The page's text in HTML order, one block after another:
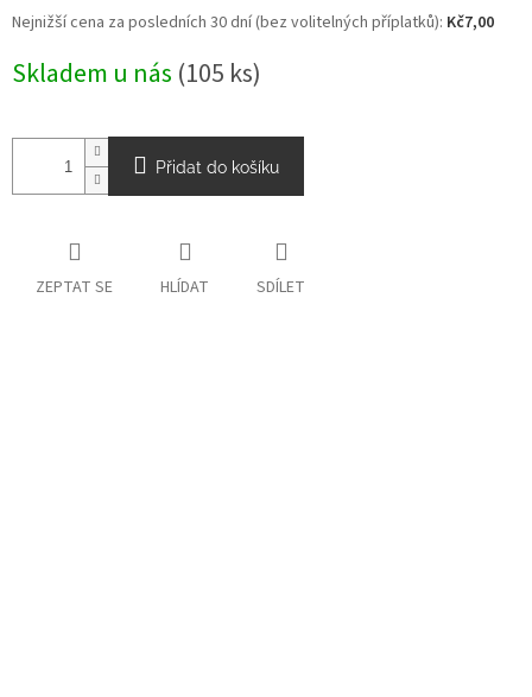
Měrná
cena:
Nejnižší cena za posledních 30 dní (bez volitelných příplatků): Kč7,00
Skladem u nás (105 ks)
Přidat do košíku
ZEPTAT SE HLÍDAT SDÍLET